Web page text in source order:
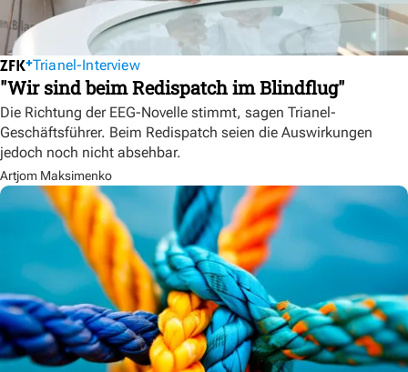
Trianel-Interview
"Wir sind beim Redispatch im Blindflug"
Die Richtung der EEG-Novelle stimmt, sagen Trianel-
Geschäftsführer. Beim Redispatch seien die Auswirkungen
jedoch noch nicht absehbar.
Artjom Maksimenko